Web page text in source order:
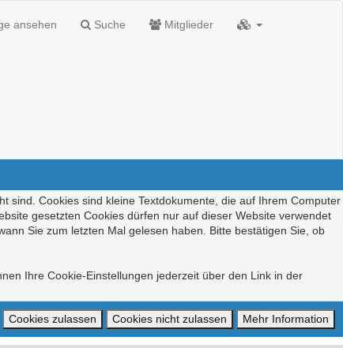
ansehen Suche Mitglieder
sind. Cookies sind kleine Textdokumente, die auf Ihrem Computer
gesetzten Cookies dürfen nur auf dieser Website verwendet
Sie zum letzten Mal gelesen haben. Bitte bestätigen Sie, ob
Ihre Cookie-Einstellungen jederzeit über den Link in der